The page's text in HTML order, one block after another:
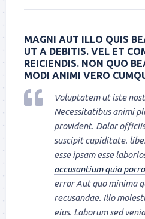
MAGNI AUT ILLO QUIS
UT A DEBITIS. VEL ET
REICIENDIS. NON QUO
MODI ANIMI VERO
Voluptatem ut iste
Necessitatibus animi
provident. Dolor
suscipit cupiditate.
esse ipsam esse
accusantium quia
error Aut quo minima
recusandae. Illo
eius. Laborum sed